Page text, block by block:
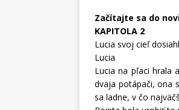
Začítajte sa do
KAPITOLA 2
Lucia svoj cieľ
Lucia
Lucia na pľaci hrala
dvaja potápači, ona
sa ladne, v čo